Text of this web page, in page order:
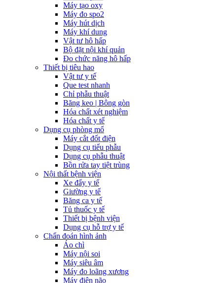
Máy tạo oxy
Máy đo spo2
Máy hút dịch
Máy khí dung
Vật tư hô hấp
Bộ đặt nội khí quản
Đo chức năng hô hấp
Thiết bị tiêu hao
Vật tư y tế
Que test nhanh
Chỉ phẫu thuật
Băng keo | Bông gòn
Hóa chất xét nghiệm
Hóa chất y tế
Dụng cụ phòng mổ
Máy cắt đốt điện
Dụng cụ tiểu phẫu
Dụng cụ phẫu thuật
Bồn rửa tay tiệt trùng
Nội thất bệnh viện
Xe đẩy y tế
Giường y tế
Băng ca y tế
Tủ thuốc y tế
Thiết bị bệnh viện
Dụng cụ hỗ trợ y tế
Chẩn đoán hình ảnh
Áo chì
Máy nội soi
Máy siêu âm
Máy đo loãng xương
Máy điện não